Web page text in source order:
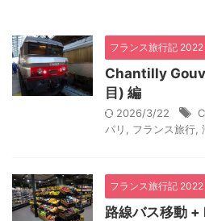
フランス旅行記 2022
Chantilly
目) 編
2026/3/22
パリ
フランス旅行
フランス旅行記 2022
路線バス移動 +